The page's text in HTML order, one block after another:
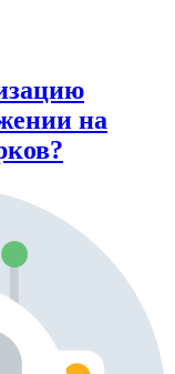
на